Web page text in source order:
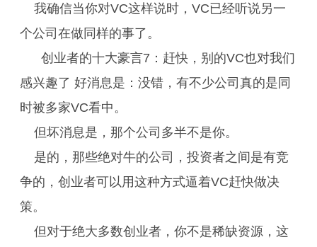
我确信当你对VC这样说时，VC已经听说另一
个公司在做同样的事了。
创业者的十大豪言7：赶快，别的VC也对我们
感兴趣了 好消息是：没错，有不少公司真的是同
时被多家VC看中。
但坏消息是，那个公司多半不是你。
是的，那些绝对牛的公司，投资者之间是有竞
争的，创业者可以用这种方式逼着VC赶快做决
策。
但对于绝大多数创业者，你不是稀缺资源，这